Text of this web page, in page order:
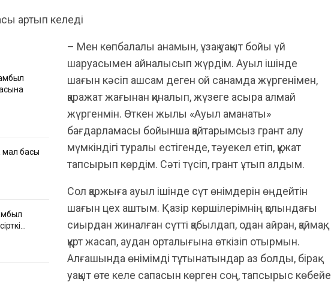
артып келеді
басы
– Мен көпбалалы анамын, ұзақ уақыт бойы үй
шаруасымен айналысып жүрдім. Ауыл ішінде
шағын кәсіп ашсам деген ой санамда жүргенімен,
қаражат жағынан қиналып, жүзеге асыра алмай
жүргенмін. Өткен жылы «Ауыл аманаты»
бағдарламасы бойынша қайтарымсыз грант алу
мүмкіндігі туралы естігенде, тәуекел етіп, құжат
тапсырып көрдім. Сәті түсіп, грант ұтып алдым.
Сол қаржыға ауыл ішінде сүт өнімдерін өңдейтін
шағын цех аштым. Қазір көршілерімнің қолындағы
сиырдан жиналған сүтті қабылдап, одан айран, қаймақ,
құрт жасап, аудан орталығына өткізіп отырмын.
Алғашында өнімімді тұтынатындар аз болды, бірақ
уақыт өте келе сапасын көрген соң, тапсырыс көбейе